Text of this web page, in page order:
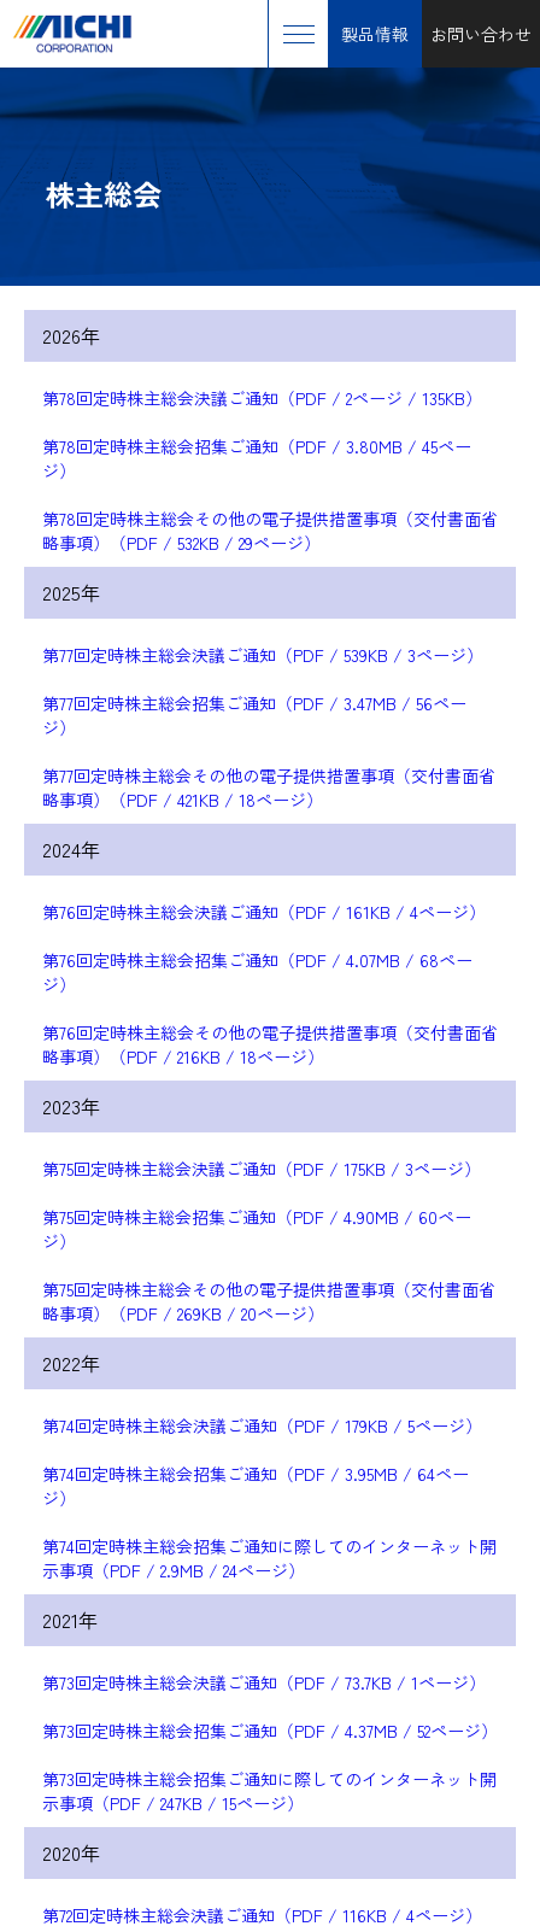
製品情報 お問い合わせ
株主総会
2026年
第78回定時株主総会決議ご通知（PDF / 2ページ / 135KB）
第78回定時株主総会招集ご通知（PDF / 3.80MB / 45ペー
ジ）
第78回定時株主総会その他の電子提供措置事項（交付書面省
略事項）（PDF / 532KB / 29ページ）
2025年
第77回定時株主総会決議ご通知（PDF / 539KB / 3ページ）
第77回定時株主総会招集ご通知（PDF / 3.47MB / 56ペー
ジ）
第77回定時株主総会その他の電子提供措置事項（交付書面省
略事項）（PDF / 421KB / 18ページ）
2024年
第76回定時株主総会決議ご通知（PDF / 161KB / 4ページ）
第76回定時株主総会招集ご通知（PDF / 4.07MB / 68ペー
ジ）
第76回定時株主総会その他の電子提供措置事項（交付書面省
略事項）（PDF / 216KB / 18ページ）
2023年
第75回定時株主総会決議ご通知（PDF / 175KB / 3ページ）
第75回定時株主総会招集ご通知（PDF / 4.90MB / 60ペー
ジ）
第75回定時株主総会その他の電子提供措置事項（交付書面省
略事項）（PDF / 269KB / 20ページ）
2022年
第74回定時株主総会決議ご通知（PDF / 179KB / 5ページ）
第74回定時株主総会招集ご通知（PDF / 3.95MB / 64ペー
ジ）
第74回定時株主総会招集ご通知に際してのインターネット開
示事項（PDF / 2.9MB / 24ページ）
2021年
第73回定時株主総会決議ご通知（PDF / 73.7KB / 1ページ）
第73回定時株主総会招集ご通知（PDF / 4.37MB / 52ページ）
第73回定時株主総会招集ご通知に際してのインターネット開
示事項（PDF / 247KB / 15ページ）
2020年
第72回定時株主総会決議ご通知（PDF / 116KB / 4ページ）